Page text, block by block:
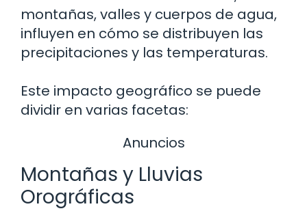
montañas, valles y cuerpos de agua,
influyen en cómo se distribuyen las
precipitaciones y las temperaturas.
Este impacto geográfico se puede
dividir en varias facetas:
Anuncios
Montañas y Lluvias
Orográficas